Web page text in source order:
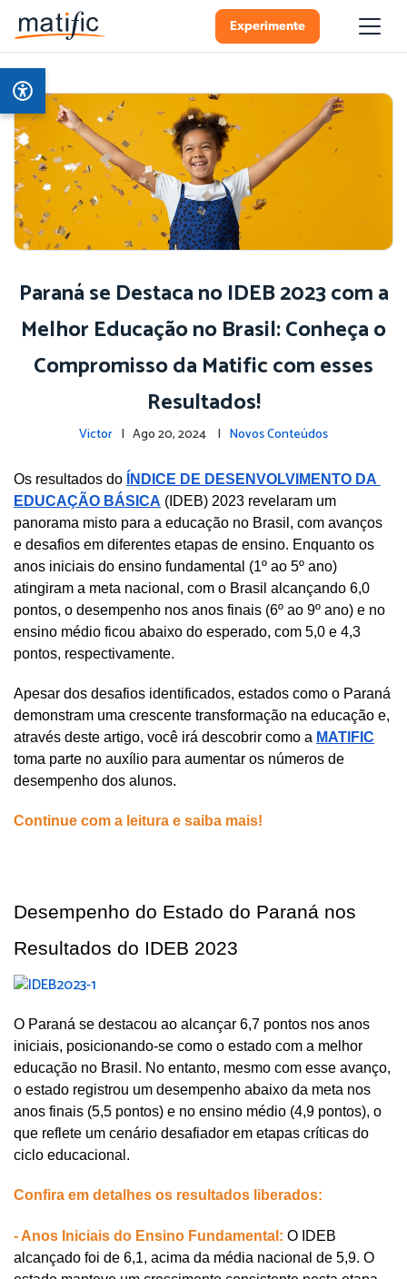
Experimente
Paraná se Destaca no IDEB 2023 com a
Melhor Educação no Brasil: Conheça o
Compromisso da Matific com esses
Resultados!
Victor | Ago 20, 2024 | Novos Conteúdos
Os resultados do
ÍNDICE DE DESENVOLVIMENTO DA
EDUCAÇÃO BÁSICA (IDEB) 2023 revelaram um
panorama misto para a educação no Brasil, com avanços
e desafios em diferentes etapas de ensino. Enquanto os
anos iniciais do ensino fundamental (1º ao 5º ano)
atingiram a meta nacional, com o Brasil alcançando 6,0
pontos, o desempenho nos anos finais (6º ao 9º ano) e no
ensino médio ficou abaixo do esperado, com 5,0 e 4,3
pontos, respectivamente.
Apesar dos desafios identificados, estados como o Paraná
demonstram uma crescente transformação na educação e,
através deste artigo, você irá descobrir como a MATIFIC
toma parte no auxílio para aumentar os números de
desempenho dos alunos.
Continue com a leitura e saiba mais!
Desempenho do Estado do Paraná nos
Resultados do IDEB 2023
O Paraná se destacou ao alcançar 6,7 pontos nos anos
iniciais, posicionando-se como o estado com a melhor
educação no Brasil. No entanto, mesmo com esse avanço,
o estado registrou um desempenho abaixo da meta nos
anos finais (5,5 pontos) e no ensino médio (4,9 pontos), o
que reflete um cenário desafiador em etapas críticas do
ciclo educacional.
Confira em detalhes os resultados liberados:
- Anos Iniciais do Ensino Fundamental: O IDEB
alcançado foi de 6,1, acima da média nacional de 5,9. O